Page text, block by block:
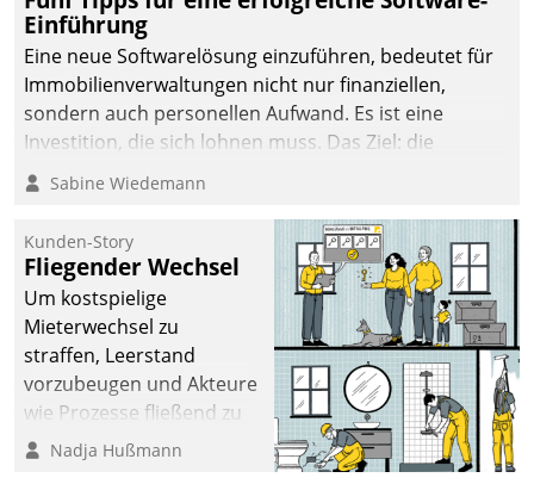
Einführung
Eine neue Softwarelösung einzuführen, bedeutet für
Immobilienverwaltungen nicht nur finanziellen,
sondern auch personellen Aufwand. Es ist eine
Investition, die sich lohnen muss. Das Ziel: die
nachhaltige Optimierung der Geschäftsabläufe. Damit
dieses Ziel erreicht wird, sollten einige Grundregeln
Sabine Wiedemann
Kunden-Story
Fliegender Wechsel
Um kostspielige
Mieterwechsel zu
straffen, Leerstand
vorzubeugen und Akteure
wie Prozesse fließend zu
vernetzen, nutzt die
Nadja Hußmann